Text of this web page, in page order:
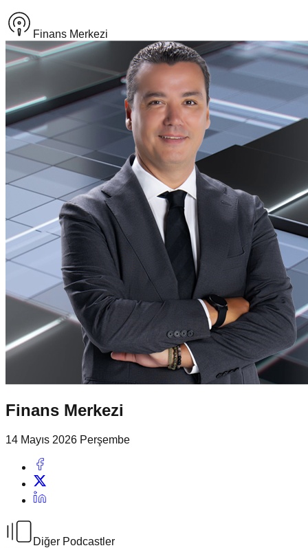
Finans Merkezi
Finans Merkezi
14 Mayıs 2026 Perşembe
Diğer Podcastler